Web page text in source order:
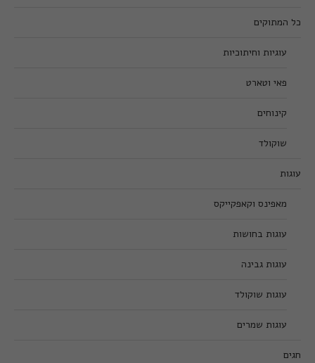
כל המתוקים
עוגיות וחיתוכיות
פאי וטארט
קינוחים
שוקולד
עוגות
מאפינס וקאפקייקס
עוגות בחושות
עוגות גבינה
עוגות שוקולד
עוגות שמרים
חגים